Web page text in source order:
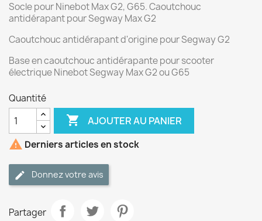
Socle pour Ninebot Max G2, G65. Caoutchouc
antidérapant pour Segway Max G2
Caoutchouc antidérapant d'origine pour Segway G2
Base en caoutchouc antidérapante pour scooter
électrique Ninebot Segway Max G2 ou G65
Quantité
 AJOUTER AU PANIER
 Derniers articles en stock
Donnez votre avis
Partager